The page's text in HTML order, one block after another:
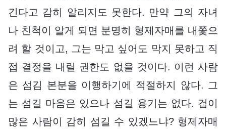
긴다고 감히 알리지도 못한다. 만약 그의 자녀
나 친척이 알게 되면 분명히 형제자매를 내쫓으
려 할 것이고, 그는 막고 싶어도 막지 못하고 직
접 결정을 내릴 권한도 없을 것이다. 이런 사람
은 섬김 본분을 이행하기에 적절하지 않다. 그
는 섬길 마음은 있으나 섬길 용기는 없다. 겁이
많은 사람이 감히 섬길 수 있겠느냐? 형제자매